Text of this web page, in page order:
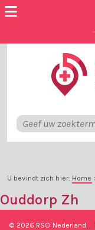
U bevindt zich hier: Home
Ouddorp Zh
© 2026 RSO Nederland